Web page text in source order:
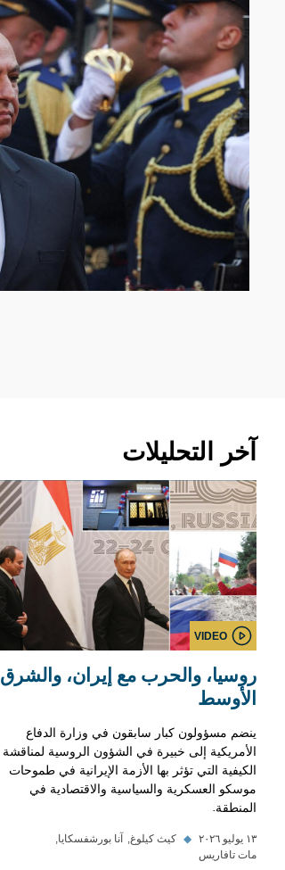
آخر التحليلات
VIDEO
روسيا، والحرب مع إيران، والشرق
الأوسط
ينضم مسؤولون كبار سابقون في وزارة الدفاع
الأمريكية إلى خبيرة في الشؤون الروسية لمناقشة
الكيفية التي تؤثر بها الأزمة الإيرانية في طموحات
موسكو العسكرية والسياسية والاقتصادية في
المنطقة.
١٣ يوليو ٢٠٢٦ ◆ كيث كيلوغ
آنا بورشفسكايا
مات تافاريس